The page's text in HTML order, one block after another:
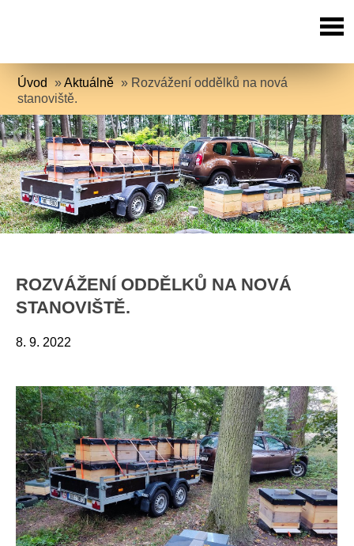
Úvod »Aktuálně » Rozvážení oddělků na nová
stanoviště.
ROZVÁŽENÍ ODDĚLKŮ NA NOVÁ
STANOVIŠTĚ.
8. 9. 2022